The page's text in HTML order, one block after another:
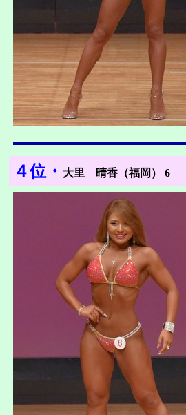
４位・ 大里 晴香（福岡） 6